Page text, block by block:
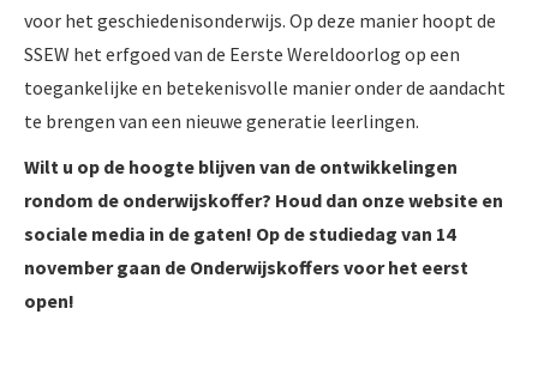
voor het geschiedenisonderwijs. Op deze manier hoopt de
SSEW het erfgoed van de Eerste Wereldoorlog op een
toegankelijke en betekenisvolle manier onder de aandacht
te brengen van een nieuwe generatie leerlingen.
Wilt u op de hoogte blijven van de ontwikkelingen
rondom de onderwijskoffer? Houd dan onze website en
sociale media in de gaten! Op de studiedag van 14
november gaan de Onderwijskoffers voor het eerst
open!